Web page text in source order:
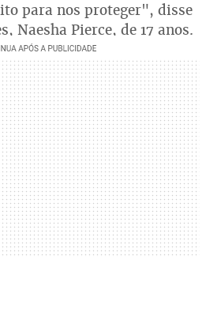
para nos proteger", disse
Naesha Pierce, de 17 anos.